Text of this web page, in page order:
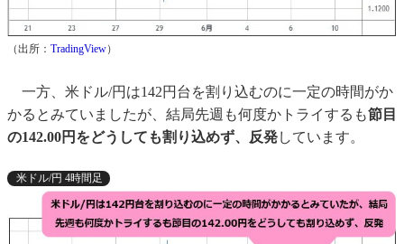
（出所： TradingView）
一方、米ドル/円は142円台を割り込むのに一定の時間がか
かるとみていましたが、結局先週も何度かトライするも節目
の142.00円をどうしても割り込めず、反発しています。
米ドル/円 4時間足